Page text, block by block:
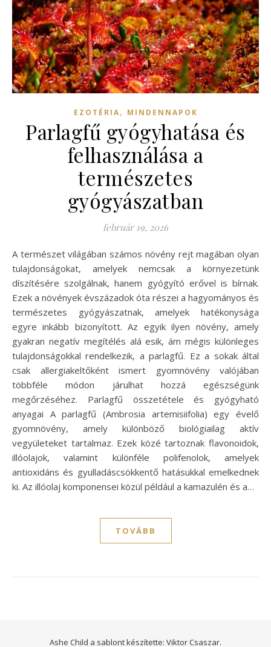
EZOTÉRIA, MINDENNAPOK
Parlagfű gyógyhatása és
felhasználása a
természetes
gyógyászatban
február 19, 2026
A természet világában számos növény rejt magában olyan
tulajdonságokat, amelyek nemcsak a környezetünk
díszítésére szolgálnak, hanem gyógyító erővel is bírnak.
Ezek a növények évszázadok óta részei a hagyományos és
természetes gyógyászatnak, amelyek hatékonysága
egyre inkább bizonyított. Az egyik ilyen növény, amely
gyakran negatív megítélés alá esik, ám mégis különleges
tulajdonságokkal rendelkezik, a parlagfű. Ez a sokak által
csak allergiakeltőként ismert gyomnövény valójában
többféle módon járulhat hozzá egészségünk
megőrzéséhez. Parlagfű összetétele és gyógyható
anyagai A parlagfű (Ambrosia artemisiifolia) egy évelő
gyomnövény, amely különböző biológiailag aktív
vegyületeket tartalmaz. Ezek közé tartoznak flavonoidok,
illóolajok, valamint különféle polifenolok, amelyek
antioxidáns és gyulladáscsökkentő hatásukkal emelkednek
ki. Az illóolaj komponensei közül például a kamazulén és a…
TOVÁBB
Ashe Child a sablont készítette: Viktor Csaszar.